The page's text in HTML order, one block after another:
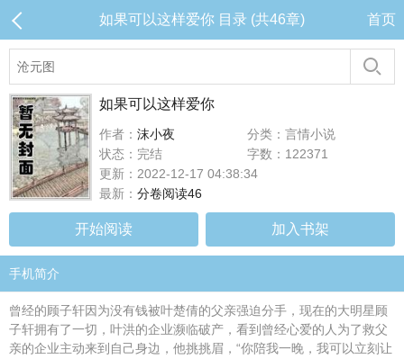
如果可以这样爱你 目录 (共46章) 首页
如果可以这样爱你
作者： 沫小夜
分类：言情小说
状态：完结
字数：122371
更新：2022-12-17 04:38:34
最新： 分卷阅读46
开始阅读 加入书架
手机简介
曾经的顾子轩因为没有钱被叶楚倩的父亲强迫分手，现在的大明星顾
子轩拥有了一切，叶洪的企业濒临破产，看到曾经心爱的人为了救父
亲的企业主动来到自己身边，他挑挑眉，“你陪我一晚，我可以立刻让